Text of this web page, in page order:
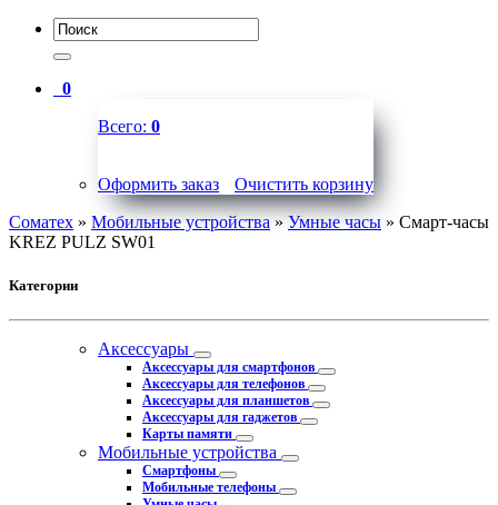
0
Всего: 0
Оформить заказ
Очистить корзину
Соматех » Мобильные устройства»Умные часы » Смарт-часы
KREZ PULZ SW01
Категории
Аксессуары
Аксессуары для смартфонов
Аксессуары для телефонов
Аксессуары для планшетов
Аксессуары для гаджетов
Карты памяти
Мобильные устройства
Смартфоны
Мобильные телефоны